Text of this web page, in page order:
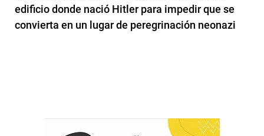
edificio donde nació Hitler para impedir que se
convierta en un lugar de peregrinación neonazi